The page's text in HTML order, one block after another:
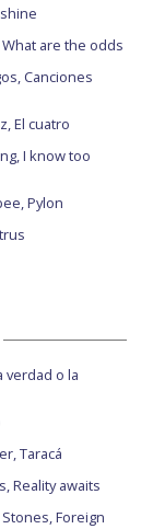
What are the odds
Canciones
El cuatro
I know too
Pylon
verdad o la
Taracá
Reality awaits
Foreign